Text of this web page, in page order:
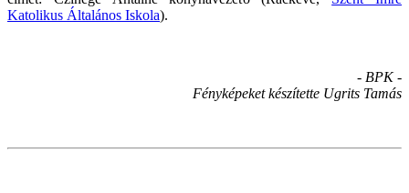
Katolikus Általános Iskola).
- BPK -
Fényképeket készítette Ugrits Tamás